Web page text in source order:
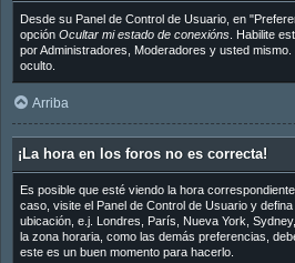
Desde su Panel de Control de Usuario, en
opción Ocultar mi estado de conexións. Habilite
por Administradores, Moderadores y usted
oculto.
Arriba
¡La hora en los foros no es correcta!
Es posible que esté viendo la hora
caso, visite el Panel de Control de Usuario y
ubicación, e.j. Londres, París, Nueva York,
la zona horaria, como las demás preferencias,
este es un buen momento para hacerlo.